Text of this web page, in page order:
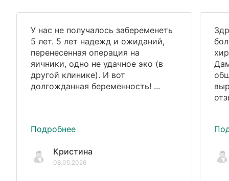
У нас не получалось забеременеть
5 лет. 5 лет надежд и ожиданий,
перенесенная операция на
яичники, одно не удачное эко (в
другой клинике). И вот
долгожданная беременность! ...
Подробнее
Кристина
08.05.2026